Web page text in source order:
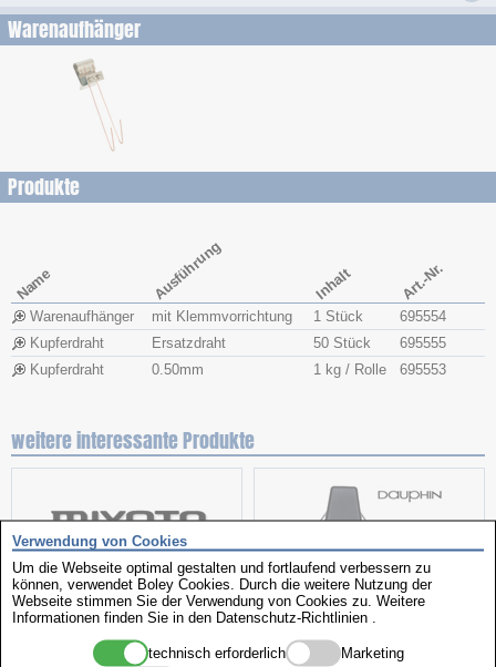
Warenaufhänger
Produkte
Name Ausführung Inhalt Art.-Nr.
Warenaufhänger mit Klemmvorrichtung 1 Stück
695554
Kupferdraht
Ersatzdraht 50 Stück
695555
Kupferdraht
0.50mm 1 kg / Rolle 695553
weitere interessante Produkte
Sortimente Arbeitsstuhl
Verwendung von Cookies
Um die Webseite optimal gestalten und fortlaufend verbessern zu
können, verwendet Boley Cookies. Durch die weitere Nutzung der
Webseite stimmen Sie der Verwendung von Cookies zu. Weitere
Informationen finden Sie in den Datenschutz-Richtlinien
technisch erforderlich
Marketing